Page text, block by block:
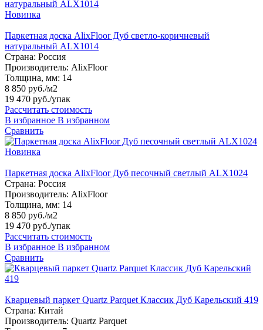
Новинка
Паркетная доска AlixFloor Дуб светло-коричневый
натуральный ALX1014
Страна: Россия
Производитель: AlixFloor
Толщина, мм: 14
8 850 руб./м2
19 470 руб./упак
Рассчитать стоимость
В избранное В избранном
Сравнить
Новинка
Паркетная доска AlixFloor Дуб песочный светлый ALX1024
Страна: Россия
Производитель: AlixFloor
Толщина, мм: 14
8 850 руб./м2
19 470 руб./упак
Рассчитать стоимость
В избранное В избранном
Сравнить
Кварцевый паркет Quartz Parquet Классик Дуб Карельский 419
Страна: Китай
Производитель: Quartz Parquet